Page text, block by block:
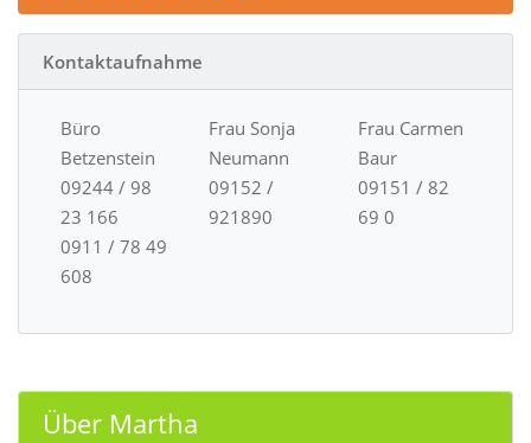
Kontaktaufnahme
Büro
Betzenstein
09244 / 98
23 166
0911 / 78 49
608
Frau Sonja
Neumann
09152 /
921890
Frau Carmen
Baur
09151 / 82
69 0
Über Martha